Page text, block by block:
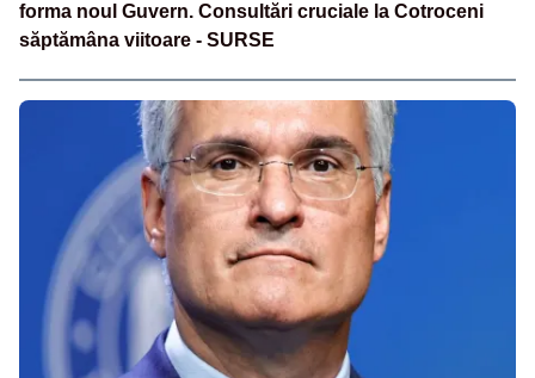
forma noul Guvern. Consultări cruciale la Cotroceni
săptămâna viitoare - SURSE